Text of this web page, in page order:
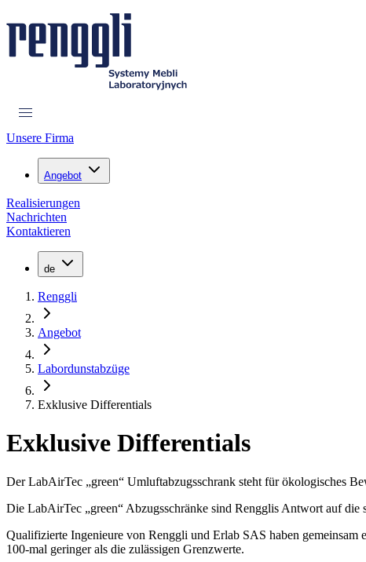
Unsere Firma
Angebot
Realisierungen
Nachrichten
Kontaktieren
de
Renggli
Angebot
Labordunstabzüge
Exklusive Differentials
Exklusive Differentials
Der LabAirTec „green“ Umluftabzugsschrank steht für ökologisches
Die LabAirTec „green“ Abzugsschränke sind Rengglis Antwort auf die
Qualifizierte Ingenieure von Renggli und Erlab SAS haben
100-mal geringer als die zulässigen Grenzwerte.